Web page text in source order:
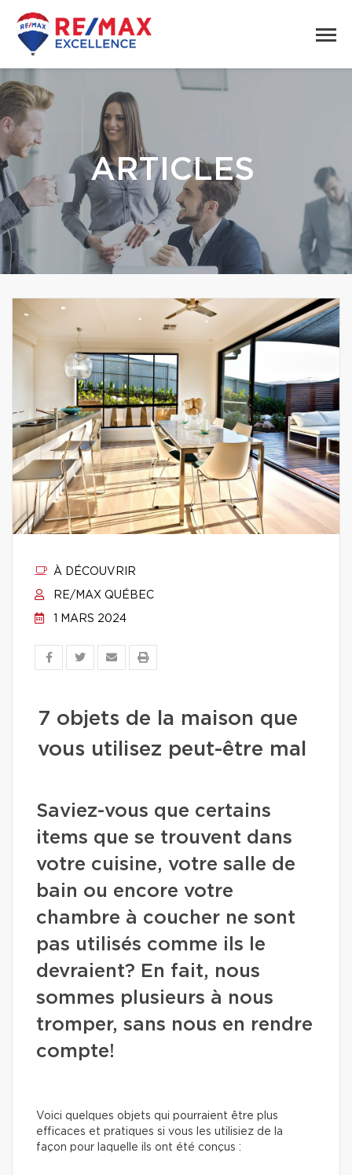
ARTICLES
À DÉCOUVRIR
RE/MAX QUÉBEC
1 MARS 2024
7 objets de la maison que
vous utilisez peut-être mal
Saviez-vous que certains
items que se trouvent dans
votre cuisine, votre salle de
bain ou encore votre
chambre à coucher ne sont
pas utilisés comme ils le
devraient? En fait, nous
sommes plusieurs à nous
tromper, sans nous en rendre
compte!
Voici quelques objets qui pourraient être plus
efficaces et pratiques si vous les utilisiez de la
façon pour laquelle ils ont été conçus :